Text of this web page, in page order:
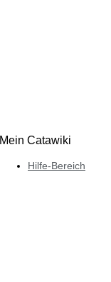
Mein Catawiki
Hilfe-Bereich